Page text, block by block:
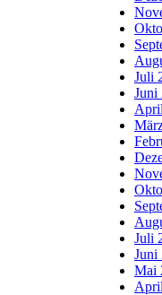
Juli
Juni
Juli
Juni
Mai